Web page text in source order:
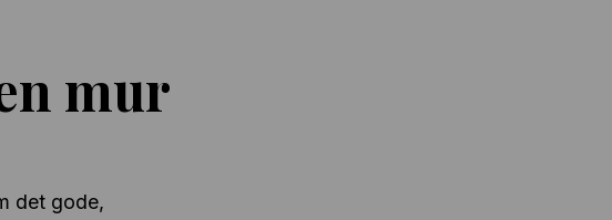
mur
det gode,